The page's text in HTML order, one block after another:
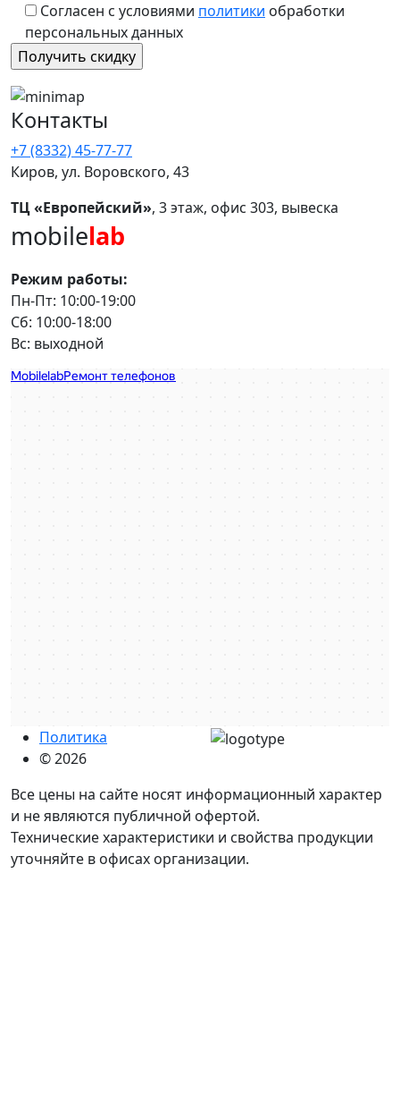
Согласен с условиями политики обработки
персональных данных
Контакты
+7 (8332) 45-77-77
Киров, ул. Воровского, 43
ТЦ «Европейский», 3 этаж, офис 303, вывеска
mobilelab
Режим работы:
Пн-Пт: 10:00-19:00
Сб: 10:00-18:00
Вс: выходной
Политика
© 2026
Все цены на сайте носят информационный характер
и не являются публичной офертой.
Технические характеристики и свойства продукции
уточняйте в офисах организации.